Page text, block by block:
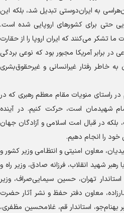
به ایران‌دوستی تبدیل شد، بلکه این
حتی برای کشور‌های اروپایی شده است.
تشکر می‌کنند که ایران اروپا را از حقارت
در برابر آمریکا مجبور بود که نوعی بردگی
به خاطر رفتار غیرانسانی و غیرحقوق‌بشری
در راستای منویات مقام معظم رهبری که در
شهیدمان است، حرکت کنیم. در آینده
در قبال امت اسلامی و آزادگان جهان
را انجام دهیم.
معاون امنیتی و انتظامی وزیر کشور و
شهید انقلاب، فرزانه صادق، وزیر راه و
تهران، حسین سیمایی‌صراف، وزیر
معاون دفتر حفظ و نشر آثار حضرت
بهنام‌جو، استاندار قم، غلامحسین مظفری،